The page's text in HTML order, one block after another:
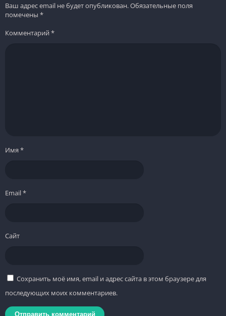
Ваш адрес email не будет опубликован.Обязательные поля
помечены *
Комментарий*
Имя *
Email*
Сайт
Сохранить моё имя, email и адрес сайта в этом браузере для
последующих моих комментариев.